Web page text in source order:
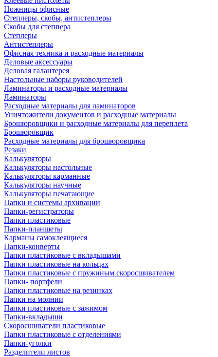
Ножницы офисные
Степлеры, скобы, антистеплеры
Скобы для степпера
Степлеры
Антистеплеры
Офисная техника и расходные материалы
Деловые аксессуары
Деловая галантерея
Настольные наборы руководителей
Ламинаторы и расходные материалы
Ламинаторы
Расходные материалы для ламинаторов
Уничтожители документов и расходные материалы
Брошюровщики и расходные материалы для переплета
Брошюровщик
Расходные материалы для брошюровщика
Резаки
Калькуляторы
Калькуляторы настольные
Калькуляторы карманные
Калькуляторы научные
Калькуляторы печатающие
Папки и системы архивации
Папки-регистраторы
Папки пластиковые
Папки-планшеты
Карманы самоклеящиеся
Папки-конверты
Папки пластиковые с вкладышами
Папки пластиковые на кольцах
Папки пластиковые с пружиным скоросшивателем
Папки- портфели
Папки пластиковые на резинках
Папки на молнии
Папки пластиковые с зажимом
Папки-вкладыши
Скоросшиватели пластиковые
Папки пластиковые с отделениями
Папки-уголки
Разделители листов